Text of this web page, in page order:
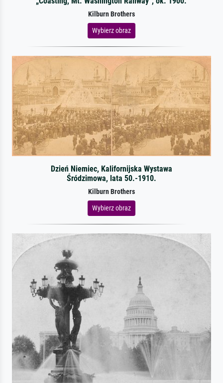
Kilburn Brothers
Wybierz obraz
Dzień Niemiec, Kalifornijska Wystawa
Śródzimowa, lata 50.-1910.
Kilburn Brothers
Wybierz obraz